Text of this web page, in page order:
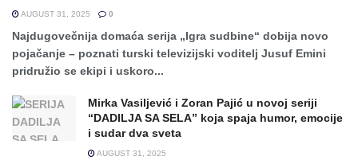
AUGUST 31, 2025 0
Najdugovečnija domaća serija „Igra sudbine“ dobija novo
pojačanje – poznati turski televizijski voditelj Jusuf Emini
pridružio se ekipi i uskoro...
Mirka Vasiljević i Zoran Pajić u novoj seriji
“DADILJA SA SELA” koja spaja humor, emocije
i sudar dva sveta
AUGUST 31, 2025